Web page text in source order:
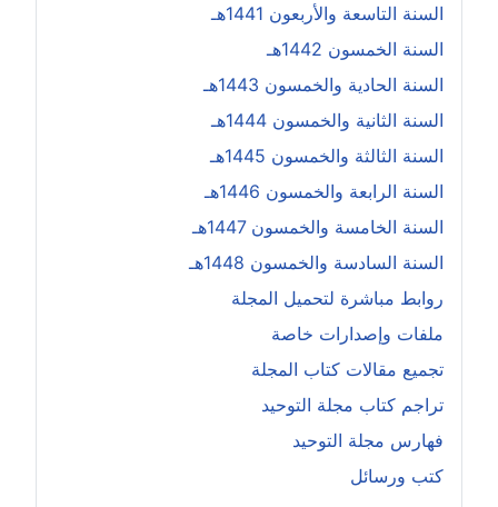
السنة التاسعة والأربعون 1441هـ
السنة الخمسون 1442هـ
السنة الحادية والخمسون 1443هـ
السنة الثانية والخمسون 1444هـ
السنة الثالثة والخمسون 1445هـ
السنة الرابعة والخمسون 1446هـ
السنة الخامسة والخمسون 1447هـ
السنة السادسة والخمسون 1448هـ
روابط مباشرة لتحميل المجلة
ملفات وإصدارات خاصة
تجميع مقالات كتاب المجلة
تراجم كتاب مجلة التوحيد
فهارس مجلة التوحيد
كتب ورسائل